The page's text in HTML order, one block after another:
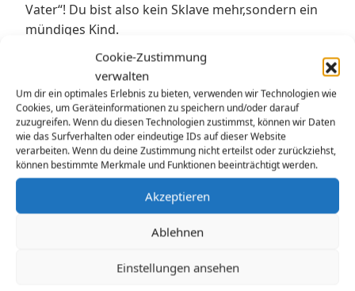
Cookie-Zustimmung
verwalten
Um dir ein optimales Erlebnis zu bieten, verwenden wir Technologien wie
Cookies, um Geräteinformationen zu speichern und/oder darauf
zuzugreifen. Wenn du diesen Technologien zustimmst, können wir Daten
wie das Surfverhalten oder eindeutige IDs auf dieser Website
verarbeiten. Wenn du deine Zustimmung nicht erteilst oder zurückziehst,
können bestimmte Merkmale und Funktionen beeinträchtigt werden.
Akzeptieren
Ablehnen
Einstellungen ansehen
Vater“! Du bist also kein Sklave mehr,sondern ein
mündiges Kind.
Das ist die Bedeutung von Weihnachten für Jesus:
Dass Gott seinen Sohn schickt, damit wir vom
Gesetz, von den Regeln frei werden. Damit wir auf
Gottes Liebe vertrauen können, damit wir merken
und aussprechen können: Gott, du bist unser
Vater. Anders gesagt: Dass wir keine Sklaven des
Gesetzes mehr sind, sondern mündige Kinder.
Das alles geht nur durch das Leben von Jesus, der
uns Gott so verständlich machen konnte, wie kein
Mensch vor ihm. Der die Liebe Gottes konsequent